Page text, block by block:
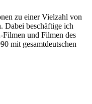
zu einer Vielzahl von
Dabei beschäftige ich
und Filmen des
mit gesamtdeutschen